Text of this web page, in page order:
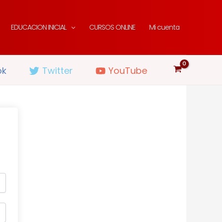
EDUCACION INICIAL CURSOS ONLINE Mi cuenta
Twitter YouTube